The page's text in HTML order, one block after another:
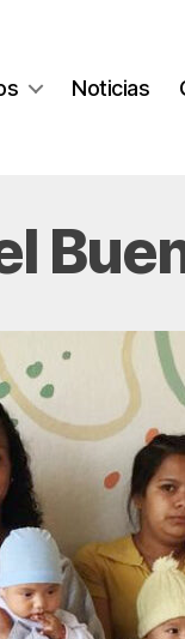
Noticias